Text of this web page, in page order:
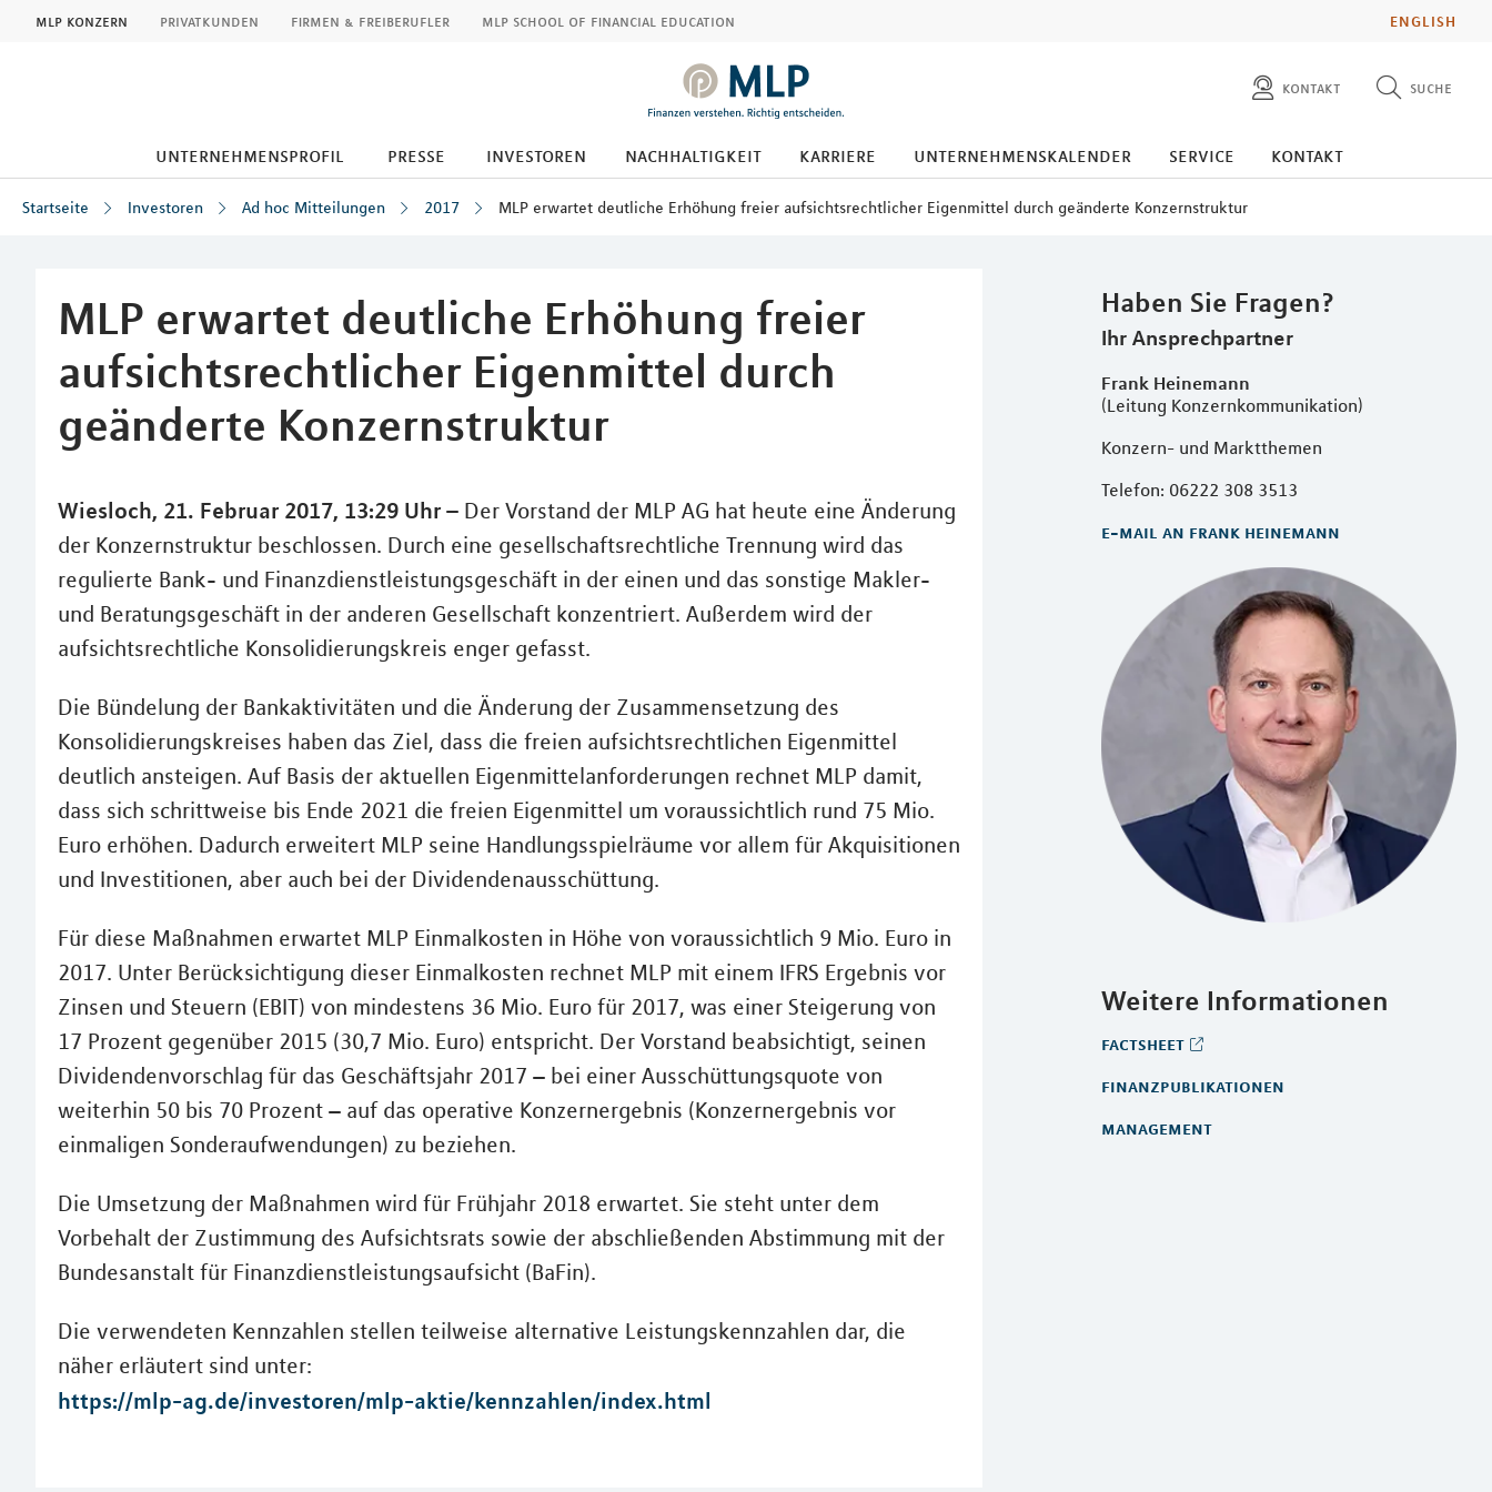
ENGLISH
mlp konzern privatkunden firmen & freiberufler mlp school of financial education
kontakt
presse
suche
diese website durchsuchen
pressemitteilungen finden
unternehmensprofil presse investoren nachhaltigkeit karriere unternehmenskalender service kontakt
Startseite Investoren Ad hoc Mitteilungen 2017 MLP erwartet deutliche Erhöhung freier aufsichtsrechtlicher Eigenmittel durch geänderte Konzernstruktur
MLP erwartet deutliche Erhöhung freier
aufsichtsrechtlicher Eigenmittel durch
geänderte Konzernstruktur
Haben Sie Fragen?
Ihr Ansprechpartner
Frank Heinemann
(Leitung Konzernkommunikation)
Konzern- und Marktthemen
Telefon: 06222 308 3513
e-mail an frank heinemann
Weitere Informationen
factsheet
finanzpublikationen
management
Wiesloch, 21. Februar 2017, 13:29 Uhr – Der Vorstand der MLP AG hat heute eine Änderung
der Konzernstruktur beschlossen. Durch eine gesellschaftsrechtliche Trennung wird das
regulierte Bank- und Finanzdienstleistungsgeschäft in der einen und das sonstige Makler-
und Beratungsgeschäft in der anderen Gesellschaft konzentriert. Außerdem wird der
aufsichtsrechtliche Konsolidierungskreis enger gefasst.
Die Bündelung der Bankaktivitäten und die Änderung der Zusammensetzung des
Konsolidierungskreises haben das Ziel, dass die freien aufsichtsrechtlichen Eigenmittel
deutlich ansteigen. Auf Basis der aktuellen Eigenmittelanforderungen rechnet MLP damit,
dass sich schrittweise bis Ende 2021 die freien Eigenmittel um voraussichtlich rund 75 Mio.
Euro erhöhen. Dadurch erweitert MLP seine Handlungsspielräume vor allem für Akquisitionen
und Investitionen, aber auch bei der Dividendenausschüttung.
Für diese Maßnahmen erwartet MLP Einmalkosten in Höhe von voraussichtlich 9 Mio. Euro in
2017. Unter Berücksichtigung dieser Einmalkosten rechnet MLP mit einem IFRS Ergebnis vor
Zinsen und Steuern (EBIT) von mindestens 36 Mio. Euro für 2017, was einer Steigerung von
17 Prozent gegenüber 2015 (30,7 Mio. Euro) entspricht. Der Vorstand beabsichtigt, seinen
Dividendenvorschlag für das Geschäftsjahr 2017 – bei einer Ausschüttungsquote von
weiterhin 50 bis 70 Prozent – auf das operative Konzernergebnis (Konzernergebnis vor
einmaligen Sonderaufwendungen) zu beziehen.
Die Umsetzung der Maßnahmen wird für Frühjahr 2018 erwartet. Sie steht unter dem
Vorbehalt der Zustimmung des Aufsichtsrats sowie der abschließenden Abstimmung mit der
Bundesanstalt für Finanzdienstleistungsaufsicht (BaFin).
Die verwendeten Kennzahlen stellen teilweise alternative Leistungskennzahlen dar, die
näher erläutert sind unter:
https://mlp-ag.de/investoren/mlp-aktie/kennzahlen/index.html